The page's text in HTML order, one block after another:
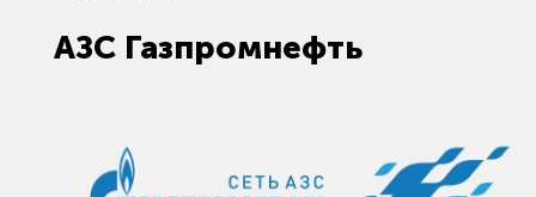
АЗС Газпромнефть